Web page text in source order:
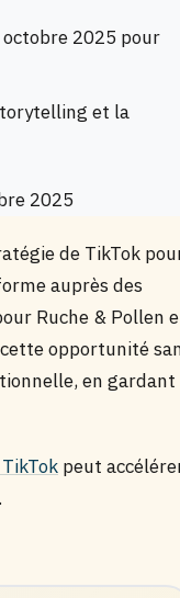
2025 pour
et la
2025
de TikTok
auprès des
Ruche & Pollen
opportunité
en gardant
peut